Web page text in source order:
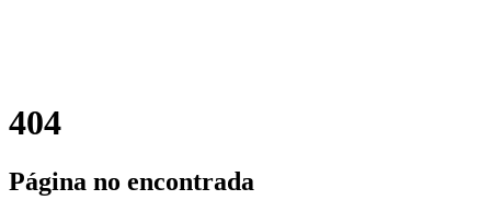
404
Página no encontrada